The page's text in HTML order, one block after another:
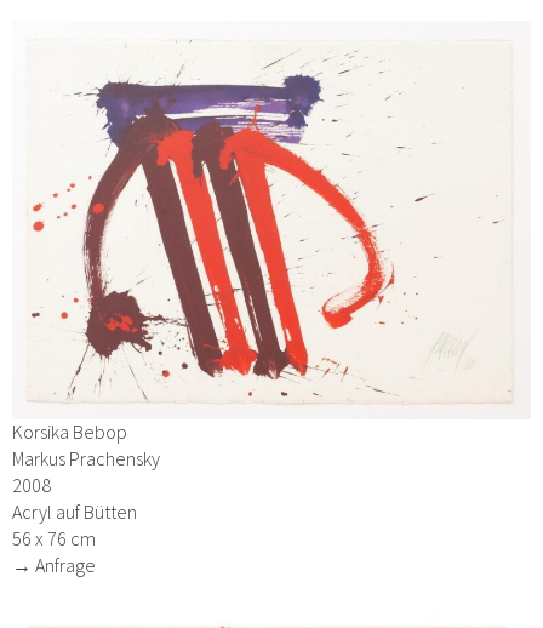
Korsika Bebop
Markus Prachensky
2008
Acryl auf Bütten
56 x 76 cm
→ Anfrage